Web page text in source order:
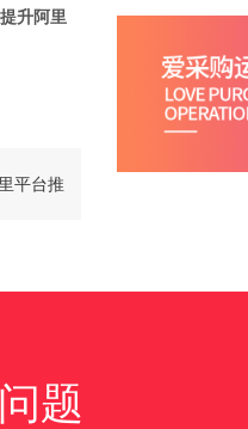
升阿里
平台推
题